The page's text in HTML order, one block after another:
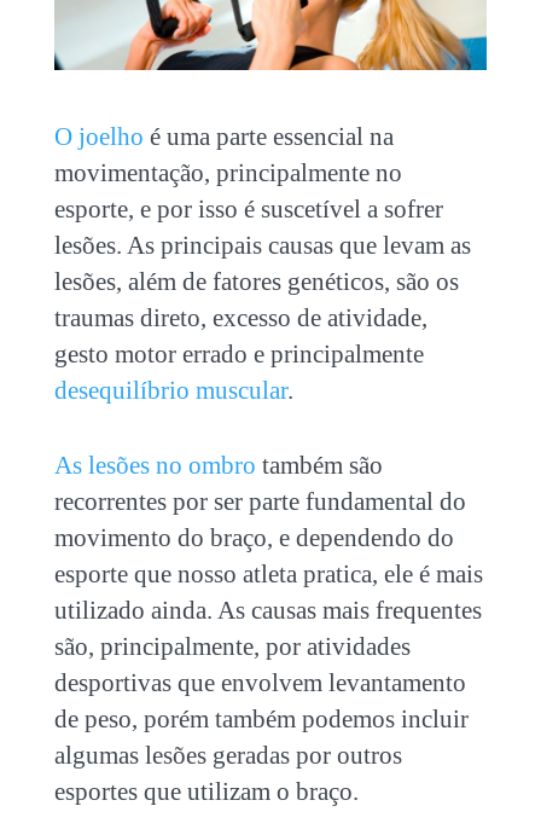
O joelho é uma parte essencial na
movimentação, principalmente no
esporte, e por isso é suscetível a sofrer
lesões. As principais causas que levam as
lesões, além de fatores genéticos, são os
traumas direto, excesso de atividade,
gesto motor errado e principalmente
desequilíbrio muscular.
As lesões no ombro também são
recorrentes por ser parte fundamental do
movimento do braço, e dependendo do
esporte que nosso atleta pratica, ele é mais
utilizado ainda. As causas mais frequentes
são, principalmente, por atividades
desportivas que envolvem levantamento
de peso, porém também podemos incluir
algumas lesões geradas por outros
esportes que utilizam o braço.